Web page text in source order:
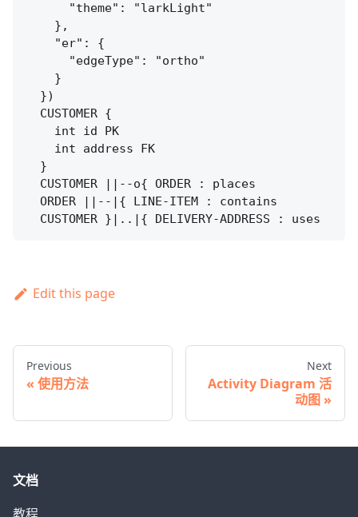
      "theme": "larkLight"
    },
    "er": {
      "edgeType": "ortho"
    }
  })
  CUSTOMER {
    int id PK
    int address FK
  }
  CUSTOMER ||--o{ ORDER : places
  ORDER ||--|{ LINE-ITEM : contains
Edit this page
Previous
使用方法
Next
Activity Diagram 活
动图
文档